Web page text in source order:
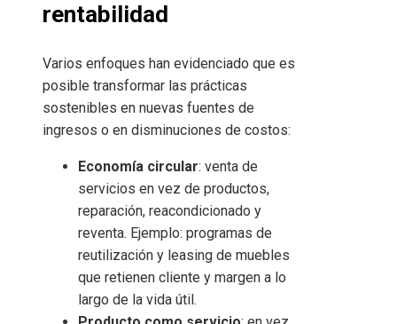
rentabilidad
Varios enfoques han evidenciado que es
posible transformar las prácticas
sostenibles en nuevas fuentes de
ingresos o en disminuciones de costos:
Economía circular: venta de
servicios en vez de productos,
reparación, reacondicionado y
reventa. Ejemplo: programas de
reutilización y leasing de muebles
que retienen cliente y margen a lo
largo de la vida útil.